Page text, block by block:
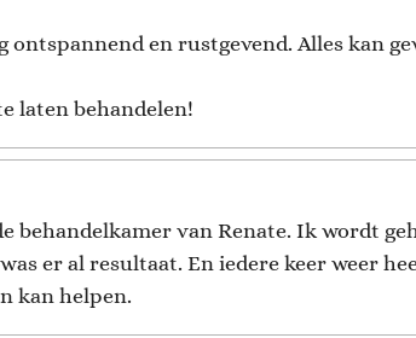
ontspannend en rustgevend. Alles kan
laten behandelen!
behandelkamer van Renate. Ik wordt
er al resultaat. En iedere keer weer
kan helpen.